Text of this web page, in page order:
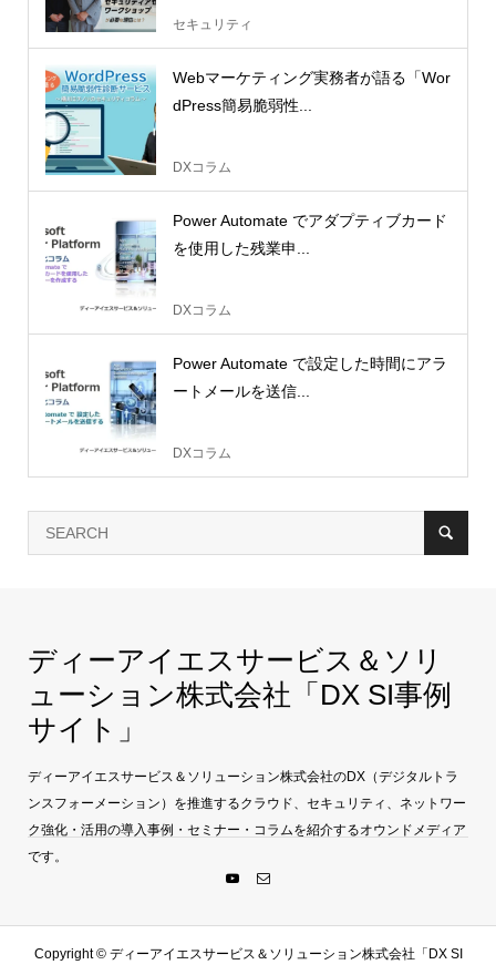
セキュリティ
Webマーケティング実務者が語る「Wor
dPress簡易脆弱性...
DXコラム
Power Automate でアダプティブカード
を使用した残業申...
DXコラム
Power Automate で設定した時間にアラ
ートメールを送信...
DXコラム
ディーアイエスサービス＆ソリ
ューション株式会社「DX SI事例
サイト」
ディーアイエスサービス＆ソリューション株式会社のDX（デジタルトラ
ンスフォーメーション）を推進するクラウド、セキュリティ、ネットワー
ク強化・活用の導入事例・セミナー・コラムを紹介するオウンドメディア
です。
Copyright ©ディーアイエスサービス＆ソリューション株式会社「DX SI